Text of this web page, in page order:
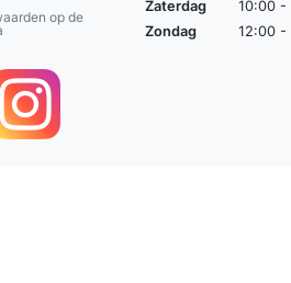
op de
Zaterdag
10:00 -
Zondag
12:00 -